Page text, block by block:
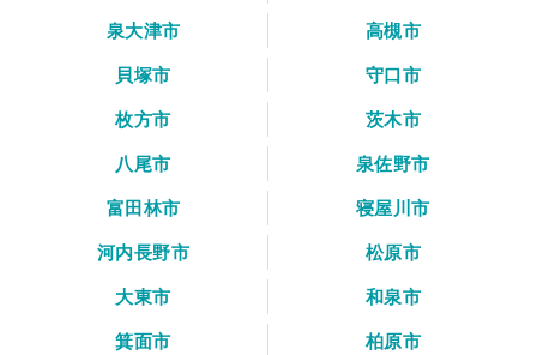
泉大津市
高槻市
貝塚市
守口市
枚方市
茨木市
八尾市
泉佐野市
富田林市
寝屋川市
河内長野市
松原市
大東市
和泉市
箕面市
柏原市